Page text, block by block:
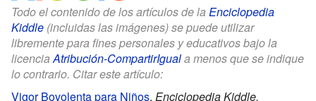
Todo el contenido de los artículos de la Enciclopedia
Kiddle (incluidas las imágenes) se puede utilizar
libremente para fines personales y educativos bajo la
licenciaAtribución-CompartirIguala menos que se indique
lo contrario. Citar este artículo:
Vigor Bovolenta para Niños. Enciclopedia Kiddle.